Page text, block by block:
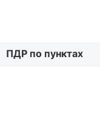
ПДР по пунктах